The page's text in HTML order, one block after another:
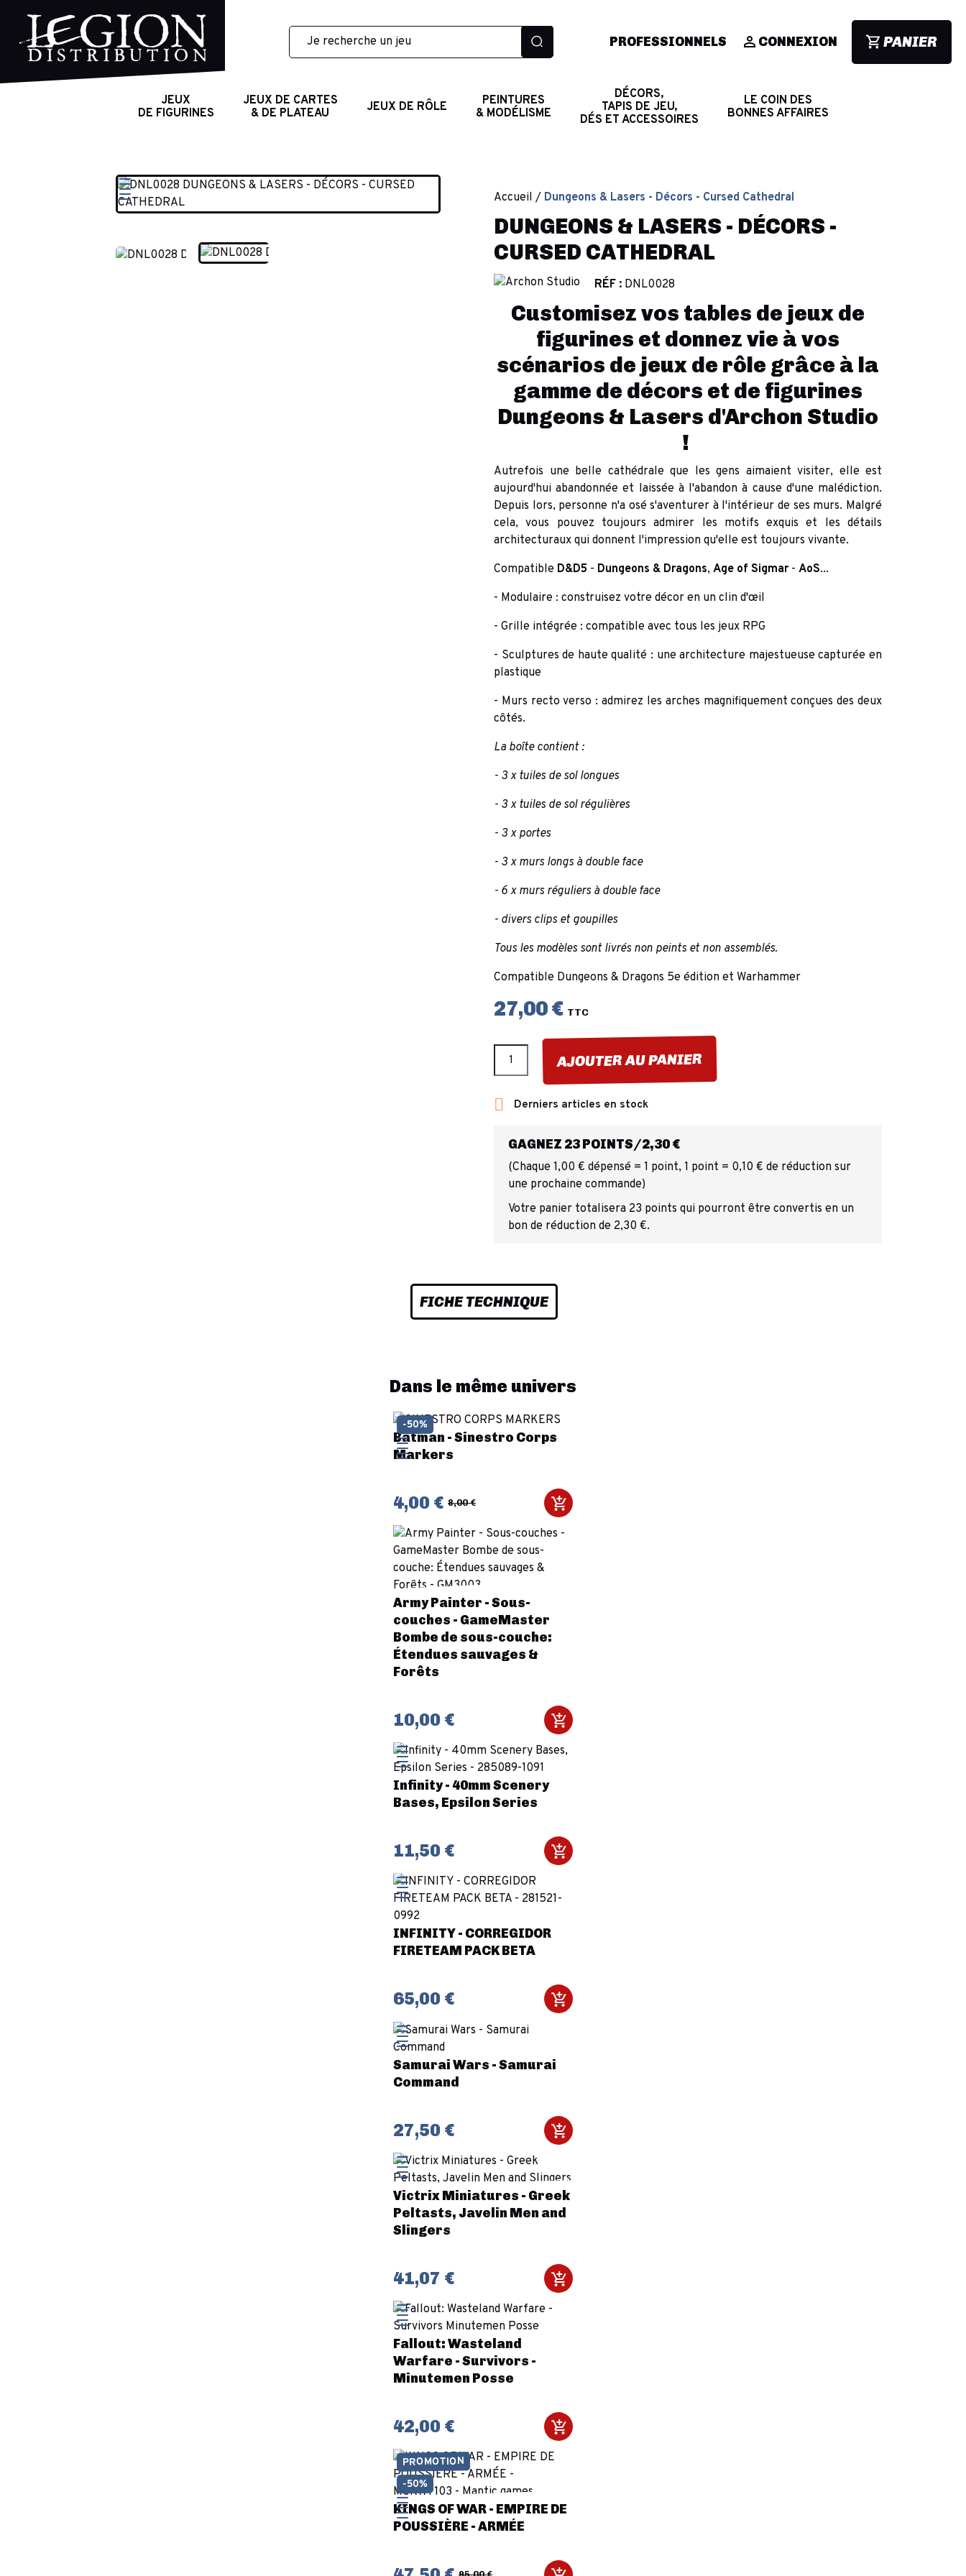
PROFESSIONNELS CONNEXION PANIER
JEUX
DE FIGURINES
JEUX DE CARTES
& DE PLATEAU
JEUX DE RÔLE
PEINTURES
& MODÉLISME
DÉCORS,
TAPIS DE JEU,
DÉS ET ACCESSOIRES
LE COIN DES
BONNES AFFAIRES
Accueil Dungeons & Lasers - Décors - Cursed Cathedral
DUNGEONS & LASERS - DÉCORS -
CURSED CATHEDRAL
RÉF : DNL0028
Customisez vos tables de jeux de
figurines et donnez vie à vos
scénarios de jeux de rôle grâce à la
gamme de décors et de figurines
Dungeons & Lasers d'Archon Studio
!
Autrefois une belle cathédrale que les gens aimaient visiter, elle est
aujourd'hui abandonnée et laissée à l'abandon à cause d'une malédiction.
Depuis lors, personne n'a osé s'aventurer à l'intérieur de ses murs. Malgré
cela, vous pouvez toujours admirer les motifs exquis et les détails
architecturaux qui donnent l'impression qu'elle est toujours vivante.
Compatible D&D5 - Dungeons & Dragons, Age of Sigmar - AoS...
- Modulaire : construisez votre décor en un clin d'œil
- Grille intégrée : compatible avec tous les jeux RPG
- Sculptures de haute qualité : une architecture majestueuse capturée en
plastique
- Murs recto verso : admirez les arches magnifiquement conçues des deux
côtés.
La boîte contient :
- 3 x tuiles de sol longues
- 3 x tuiles de sol régulières
- 3 x portes
- 3 x murs longs à double face
- 6 x murs réguliers à double face
- divers clips et goupilles
Tous les modèles sont livrés non peints et non assemblés.
Compatible Dungeons & Dragons 5e édition et Warhammer
27,00 € TTC
AJOUTER AU PANIER
 Derniers articles en stock
GAGNEZ 23 POINTS/2,30 €
(Chaque 1,00 € dépensé = 1 point, 1 point = 0,10 € de réduction sur
une prochaine commande)
Votre panier totalisera 23 points qui pourront être convertis en un
bon de réduction de 2,30 €.
FICHE TECHNIQUE
Dans le même univers
Batman - Sinestro Corps
Markers
4,00 € 8,00 €
-50%
Army Painter - Sous-
couches - GameMaster
Bombe de sous-couche:
Étendues sauvages &
Forêts
10,00 €
Infinity - 40mm Scenery
Bases, Epsilon Series
11,50 €
INFINITY - CORREGIDOR
FIRETEAM PACK BETA
65,00 €
Samurai Wars - Samurai
Command
27,50 €
Victrix Miniatures - Greek
Peltasts, Javelin Men and
Slingers
41,07 €
Fallout: Wasteland
Warfare - Survivors -
Minutemen Posse
42,00 €
KINGS OF WAR - EMPIRE DE
POUSSIÈRE - ARMÉE
PROMOTION
-50%